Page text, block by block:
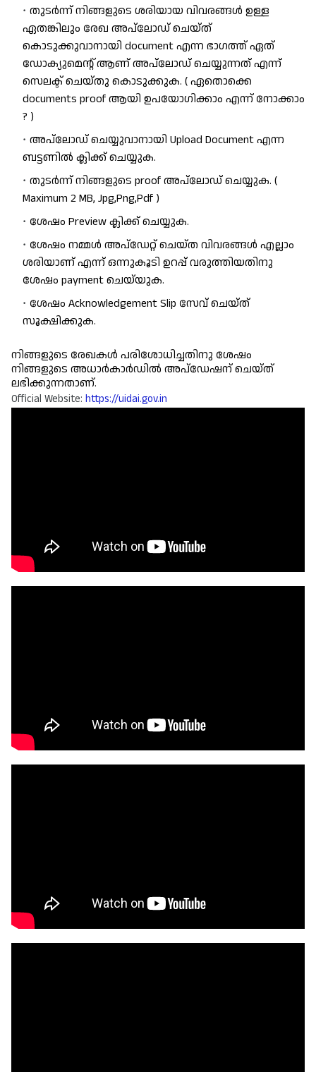
തുടർന്ന് നിങ്ങളുടെ ശരിയായ വിവരങ്ങൾ ഉള്ള
ഏതങ്കിലും രേഖ അപ്‌ലോഡ് ചെയ്ത്
കൊടുക്കുവാനായി document എന്ന ഭാഗത്ത് ഏത്
ഡോക്യുമെന്റ് ആണ് അപ്‌ലോഡ് ചെയ്യുന്നത് എന്ന്
സെലക്ട് ചെയ്തു കൊടുക്കുക. ( ഏതൊക്കെ
documents proof ആയി ഉപയോഗിക്കാം എന്ന് നോക്കാം
? )
അപ്‌ലോഡ് ചെയ്യുവാനായി Upload Document എന്ന
ബട്ടണിൽ ക്ലിക്ക് ചെയ്യുക.
തുടർന്ന് നിങ്ങളുടെ proof അപ്‌ലോഡ് ചെയ്യുക. (
Maximum 2 MB, Jpg,Png,Pdf )
ശേഷം Preview ക്ലിക്ക് ചെയ്യുക.
ശേഷം നമ്മൾ അപ്ഡേറ്റ് ചെയ്ത വിവരങ്ങൾ എല്ലാം
ശരിയാണ് എന്ന് ഒന്നുകൂടി ഉറപ്പ് വരുത്തിയതിനു
ശേഷം payment ചെയ്‌യുക.
ശേഷം Acknowledgement Slip സേവ് ചെയ്ത്
സൂക്ഷിക്കുക.
നിങ്ങളുടെ രേഖകൾ പരിശോധിച്ചതിനു ശേഷം
നിങ്ങളുടെ അധാർകാർഡിൽ അപ്ഡേഷന് ചെയ്ത്
ലഭിക്കുന്നതാണ്.
Official Website: https://uidai.gov.in